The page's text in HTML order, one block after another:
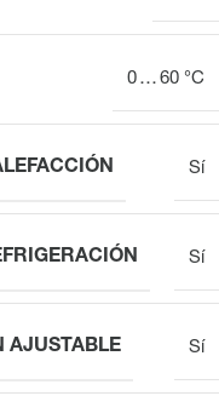
0 … 60 °C
Sí
Sí
AJUSTABLE Sí